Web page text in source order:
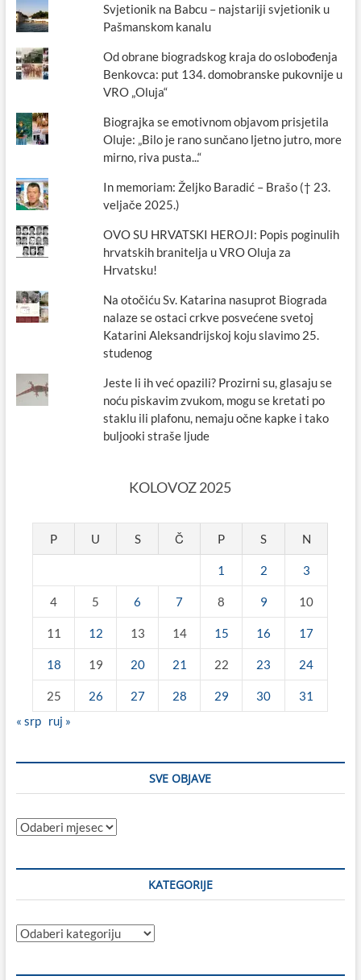
Svjetionik na Babcu – najstariji svjetionik u
Pašmanskom kanalu
Od obrane biogradskog kraja do oslobođenja
Benkovca: put 134. domobranske pukovnije u
VRO „Oluja“
Biograjka se emotivnom objavom prisjetila
Oluje: „Bilo je rano sunčano ljetno jutro, more
mirno, riva pusta...“
In memoriam: Željko Baradić – Brašo († 23.
veljače 2025.)
OVO SU HRVATSKI HEROJI: Popis poginulih
hrvatskih branitelja u VRO Oluja za
Hrvatsku!
Na otočiću Sv. Katarina nasuprot Biograda
nalaze se ostaci crkve posvećene svetoj
Katarini Aleksandrijskoj koju slavimo 25.
studenog
Jeste li ih već opazili? Prozirni su, glasaju se
noću piskavim zvukom, mogu se kretati po
staklu ili plafonu, nemaju očne kapke i tako
buljooki straše ljude
KOLOVOZ 2025
P U S Č P S N
1 2 3
4 5 6 7 8 9 10
11 12 13 14 15 16 17
18 19 20 21 22 23 24
25 26 27 28 29 30
31
« srp ruj »
SVE OBJAVE
Sve
KATEGORIJE
Kategorije